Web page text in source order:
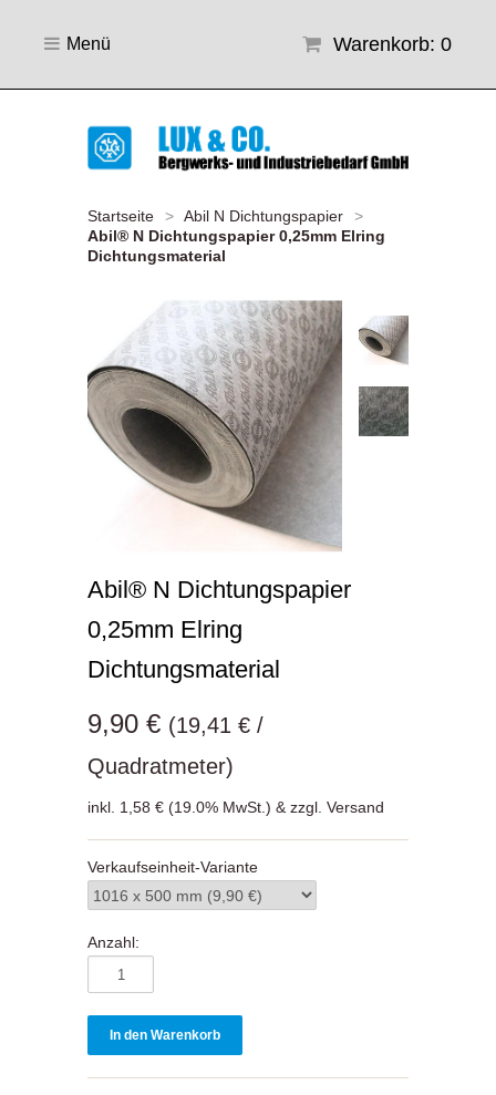
Warenkorb: 0
Menü
Startseite > Abil N Dichtungspapier
>
Abil® N Dichtungspapier 0,25mm Elring
Dichtungsmaterial
Abil® N Dichtungspapier
0,25mm Elring
Dichtungsmaterial
9,90 € (19,41 € /
Quadratmeter)
inkl. 1,58 € (19.0% MwSt.) & zzgl. Versand
Verkaufseinheit-Variante
Anzahl: